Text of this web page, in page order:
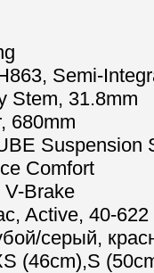
Semi-
31.8mm
680mm
Suspension
Comfort
Brake
Active, 40-622
серый,